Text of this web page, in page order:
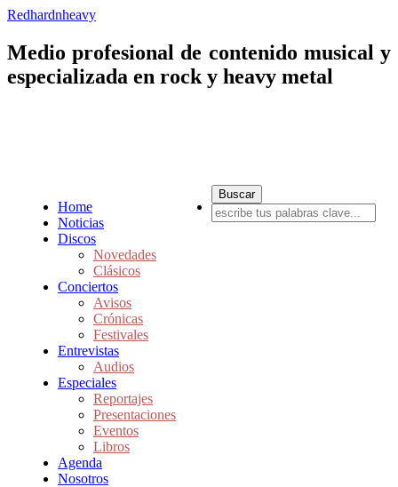
Redhardnheavy
Medio profesional de contenido musical y
especializada en rock y heavy metal
Home
Noticias
Discos
Novedades
Clásicos
Conciertos
Avisos
Crónicas
Festivales
Entrevistas
Audios
Especiales
Reportajes
Presentaciones
Eventos
Libros
Agenda
Nosotros